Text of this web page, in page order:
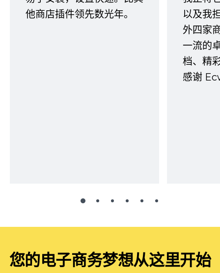
他商店插件领先数光年。
以及我
外四家
一流的
档、精
感谢
您的电子商务梦想从这里开始